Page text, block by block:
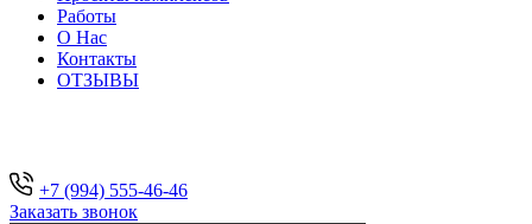
Работы
О Нас
Контакты
ОТЗЫВЫ
+7 (994) 555-46-46
Заказать звонок